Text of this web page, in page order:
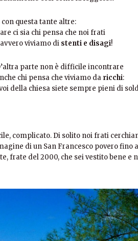
con questa tante altre:
ci sia chi pensa che noi frati
viviamo di stenti e disagi!
parte non è difficile incontrare
chi pensa che viviamo da ricchi:
della chiesa siete sempre pieni di
complicato. Di solito noi frati
di un San Francesco povero fino
frate del 2000, che sei vestito bene e